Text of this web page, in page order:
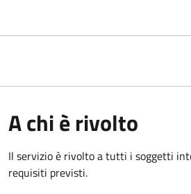
A chi è rivolto
Il servizio è rivolto a tutti i soggetti
requisiti previsti.